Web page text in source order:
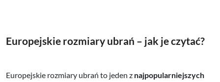
Europejskie rozmiary ubrań – jak je czytać?
Europejskie rozmiary ubrań to jeden z najpopularniejszych